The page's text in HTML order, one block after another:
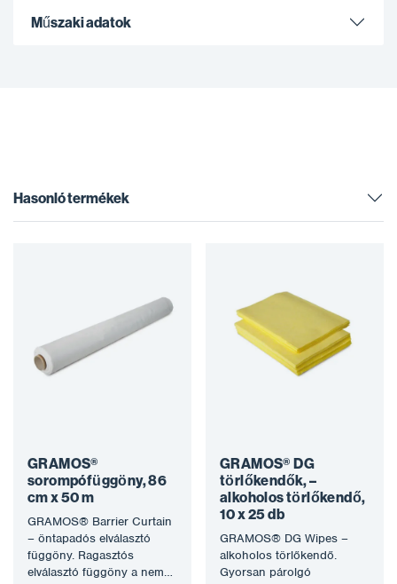
Műszaki adatok
Hasonló termékek
GRAMOS®
sorompófüggöny, 86
cm x 50 m
GRAMOS® Barrier Curtain
– öntapadós elválasztó
függöny. Ragasztós
elválasztó függöny a nem
GRAMOS® DG
törlőkendők, –
alkoholos törlőkendő,
10 x 25 db
GRAMOS® DG Wipes –
alkoholos törlőkendő.
Gyorsan párolgó